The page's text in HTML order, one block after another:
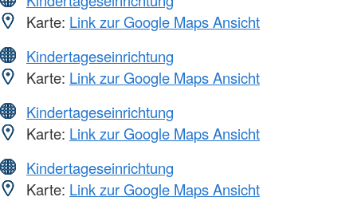
Karte: Link zur Google Maps Ansicht
Kindertageseinrichtung
Karte: Link zur Google Maps Ansicht
Kindertageseinrichtung
Karte: Link zur Google Maps Ansicht
Kindertageseinrichtung
Karte: Link zur Google Maps Ansicht